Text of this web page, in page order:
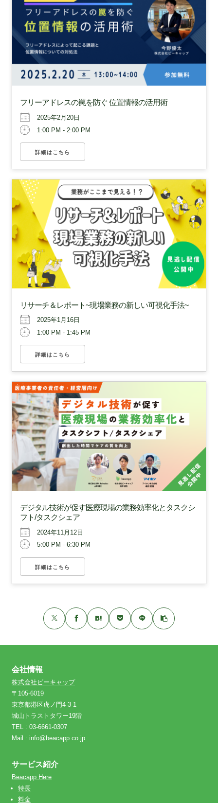
フリーアドレスの罠を防ぐ 位置情報の活用術
2025年2月20日
1:00 PM - 2:00 PM
詳細はこちら
リサーチ＆レポート~現場業務の新しい可視化手法~
2025年1月16日
1:00 PM - 1:45 PM
詳細はこちら
デジタル技術が促す医療現場の業務効率化とタスクシ
フト/タスクシェア
2024年11月12日
5:00 PM - 6:30 PM
詳細はこちら
会社情報
株式会社ビーキャップ
〒105-6019
東京都港区虎ノ門4-3-1
城山トラストタワー19階
TEL : 03-6661-0307
Mail : info@beacapp.co.jp
サービス紹介
Beacapp Here
特長
料金